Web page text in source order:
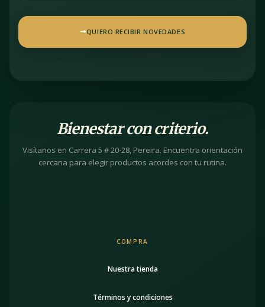
QUIERO RECIBIR NOVEDADES
Bienestar con criterio.
Visítanos en Carrera 5 # 20-28, Pereira. Encuentra orientación
cercana para elegir productos acordes con tu rutina.
COMPRA
Nuestra tienda
Términos y condiciones